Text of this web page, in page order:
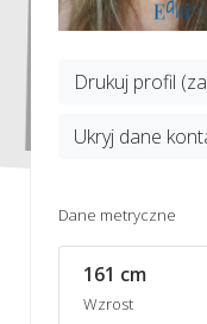
Drukuj profil
Ukryj dane
Dane metryczne
161 cm
Wzrost